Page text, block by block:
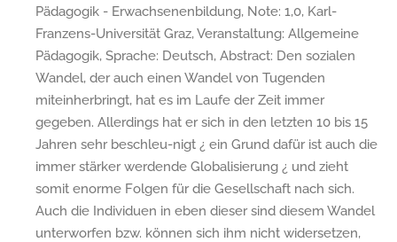
Pädagogik - Erwachsenenbildung, Note: 1,0, Karl-
Franzens-Universität Graz, Veranstaltung: Allgemeine
Pädagogik, Sprache: Deutsch, Abstract: Den sozialen
Wandel, der auch einen Wandel von Tugenden
miteinherbringt, hat es im Laufe der Zeit immer
gegeben. Allerdings hat er sich in den letzten 10 bis 15
Jahren sehr beschleu-nigt ¿ ein Grund dafür ist auch die
immer stärker werdende Globalisierung ¿ und zieht
somit enorme Folgen für die Gesellschaft nach sich.
Auch die Individuen in eben dieser sind diesem Wandel
unterworfen bzw. können sich ihm nicht widersetzen,